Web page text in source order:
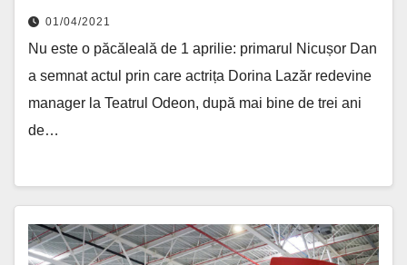
01/04/2021
Nu este o păcăleală de 1 aprilie: primarul Nicușor Dan
a semnat actul prin care actrița Dorina Lazăr redevine
manager la Teatrul Odeon, după mai bine de trei ani
de…